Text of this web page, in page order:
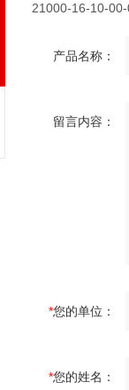
21000-16-10-
产品名称：
留言内容：
*您的单位：
*您的姓名：